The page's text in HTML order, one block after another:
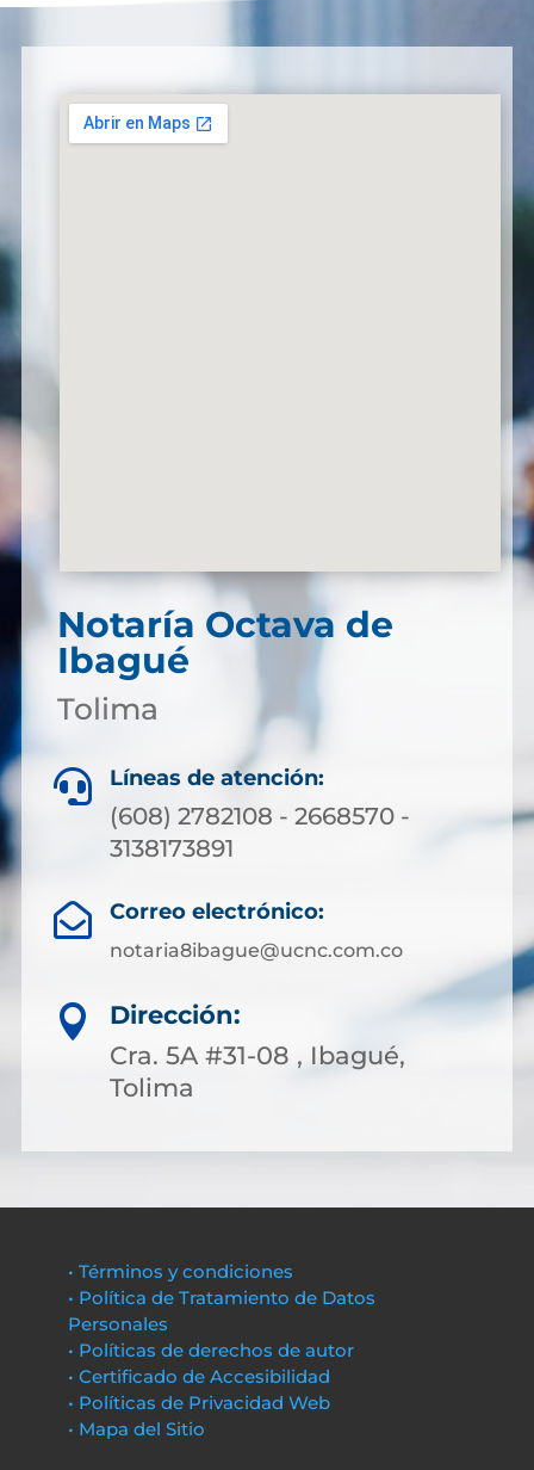
Notaría Octava de
Ibagué
Tolima
 Líneas de atención:
(608) 2782108 - 2668570 -
3138173891
 Correo electrónico:
notaria8ibague@ucnc.com.co

Dirección:
Cra. 5A #31-08 , Ibagué,
Tolima
• Términos y condiciones
• Política de Tratamiento de Datos
Personales
• Políticas de derechos de autor
• Certificado de Accesibilidad
• Políticas de Privacidad Web
• Mapa del Sitio